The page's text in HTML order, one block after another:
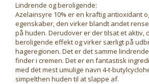
Lindrende og beroligende:
Azelainsyre 10% er en kraftig antioxidant
egenskaber, den virker blandt andet
på huden. Derudover er der tilsat et aktiv,
beroligende effekt og virker særligt på
hageregionen. Det er det samme
finder i cremen. Det er en fantastisk
med det mest umulige navn 4-t-
simpelthen huden til at slappe af.